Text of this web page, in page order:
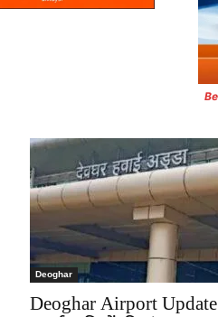
Deoghar
Deoghar Airport